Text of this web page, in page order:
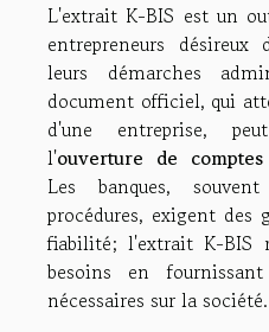
L'extrait K-BIS est un
entrepreneurs
leurs démarches
document officiel, qui
d'une entreprise,
l'ouverture de
Les banques,
procédures, exigent des
fiabilité; l'extrait K-BIS
besoins en
nécessaires sur la société.